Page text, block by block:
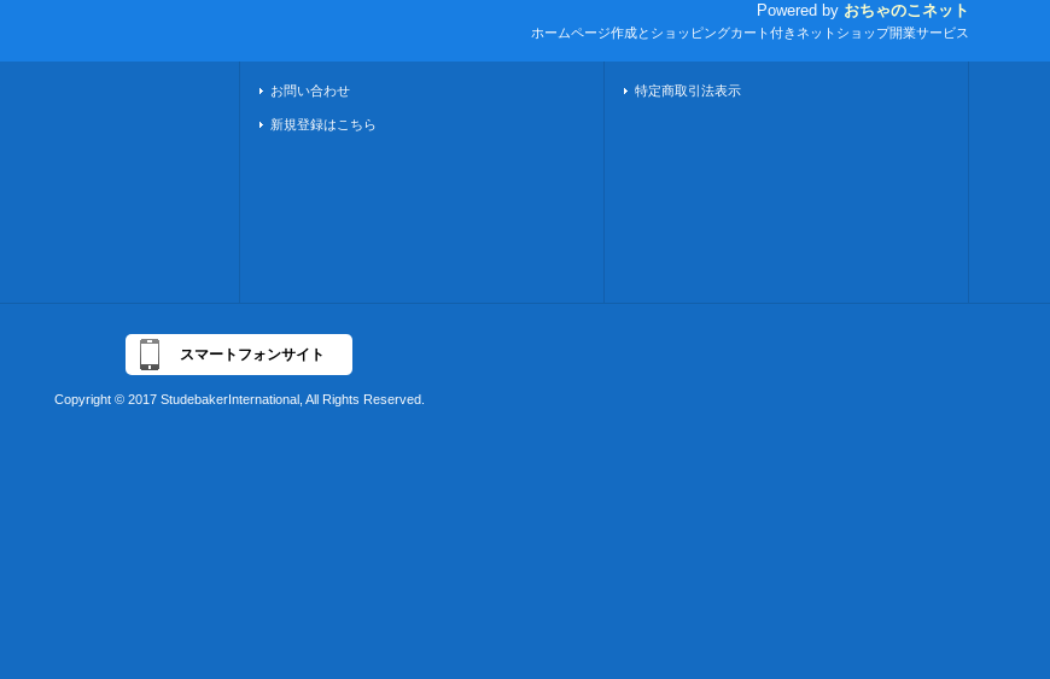
Powered by おちゃのこネット
ホームページ作成とショッピングカート付きネットショップ開業サービス
お問い合わせ
新規登録はこちら
特定商取引法表示
スマートフォンサイト
Copyright © 2017 StudebakerInternational, All Rights Reserved.